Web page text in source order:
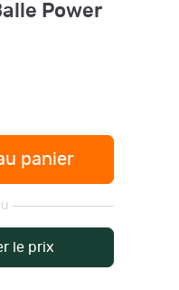
Power
panier
le prix